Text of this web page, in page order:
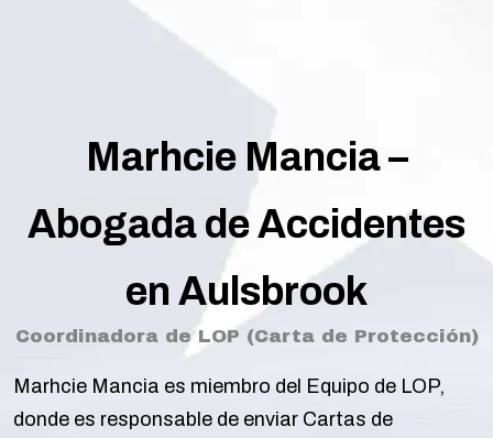
Marhcie Mancia –
Abogada de Accidentes
en Aulsbrook
Coordinadora de LOP (Carta de Protección)
Marhcie Mancia es miembro del Equipo de LOP,
donde es responsable de enviar Cartas de